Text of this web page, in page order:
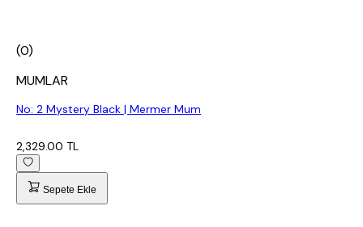
(0)
MUMLAR
No: 2 Mystery Black | Mermer Mum
2,329.00 TL
Sepete Ekle